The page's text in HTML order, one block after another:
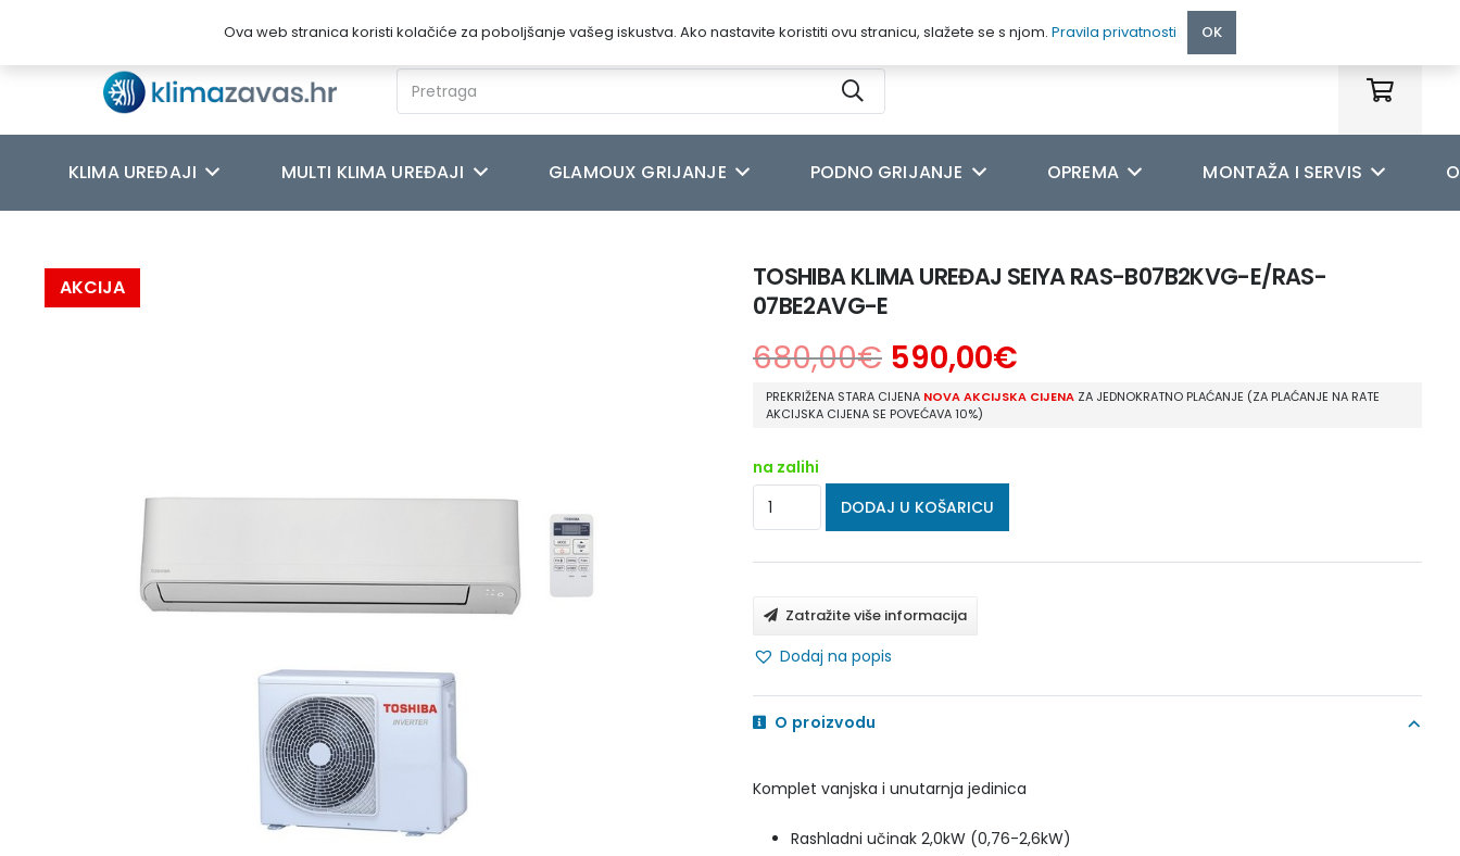
Kontakt
KLIMA UREĐAJI MULTI KLIMA UREĐAJI GLAMOUX GRIJANJE PODNO GRIJANJE OPREMA MONTAŽA I SERVIS
AKCIJA
TOSHIBA KLIMA UREĐAJ SEIYA RAS-B07B2KVG-E/RAS-
07BE2AVG-E
680,00€ 590,00€
PREKRIŽENA STARA CIJENA NOVA AKCIJSKA CIJENA ZA JEDNOKRATNO PLAĆANJE (ZA PLAĆANJE NA RATE
AKCIJSKA CIJENA SE POVEĆAVA 10%)
na zalihi
TOSHIBA
KLIMA
UREĐAJ
RAS-
B07B2KVG-
E/RAS-
07BE2AVG-
količina
DODAJ U KOŠARICU
Zatražite više informacija
Dodaj na popis
O proizvodu
Komplet vanjska i unutarnja jedinica
Rashladni učinak 2,0kW (0,76-2,6kW)
Ova web stranica koristi kolačiće za poboljšanje vašeg iskustva. Ako nastavite koristiti ovu stranicu, slažete se s njom. Pravila privatnosti OK